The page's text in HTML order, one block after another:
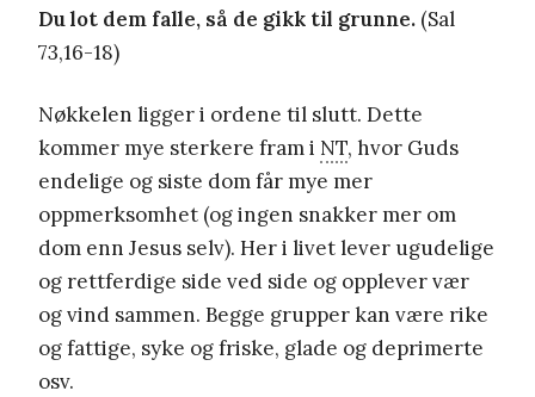
Du lot dem falle, så de gikk til grunne. (Sal
73,16-18)
Nøkkelen ligger i ordene til slutt. Dette
kommer mye sterkere fram i NT, hvor Guds
endelige og siste dom får mye mer
oppmerksomhet (og ingen snakker mer om
dom enn Jesus selv). Her i livet lever ugudelige
og rettferdige side ved side og opplever vær
og vind sammen. Begge grupper kan være rike
og fattige, syke og friske, glade og deprimerte
osv.